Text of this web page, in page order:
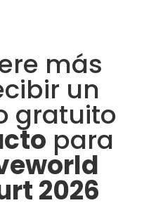
más
un
gratuito
para
2026